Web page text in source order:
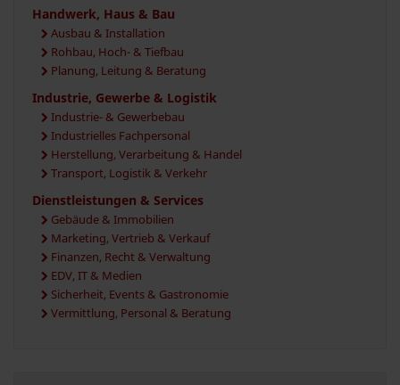
Handwerk, Haus & Bau
Ausbau & Installation
Rohbau, Hoch- & Tiefbau
Planung, Leitung & Beratung
Industrie, Gewerbe & Logistik
Industrie- & Gewerbebau
Industrielles Fachpersonal
Herstellung, Verarbeitung & Handel
Transport, Logistik & Verkehr
Dienstleistungen & Services
Gebäude & Immobilien
Marketing, Vertrieb & Verkauf
Finanzen, Recht & Verwaltung
EDV, IT & Medien
Sicherheit, Events & Gastronomie
Vermittlung, Personal & Beratung